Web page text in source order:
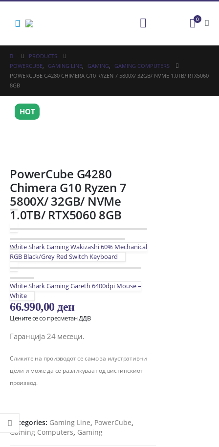
0
PRODUCTS
POWERCUBE, GAMING LINE, GAMING, GAMING COMPUTERS
POWERCUBE G4280 CHIMERA G10 RYZEN 7 5800X/ 32GB/ NVME 1.0TB/ RTX5060
8GB
HOT
PowerCube G4280
Chimera G10 Ryzen 7
5800X/ 32GB/ NVMe
1.0TB/ RTX5060 8GB
White Shark Gaming Wakizashi 60% Mechanical
RGB Black/Grey Red Switch Keyboard
White Shark Gaming Gareth 6400dpi Mouse –
White
66.990,00 ден
Цените се со пресметан ДДВ
Гаранција 24 месеци.
Сликите на производот се само за илустративни
цели и може да се разликуваат од вистинскиот
производ.
Categories: Gaming Line, PowerCube,
Gaming Computers, Gaming